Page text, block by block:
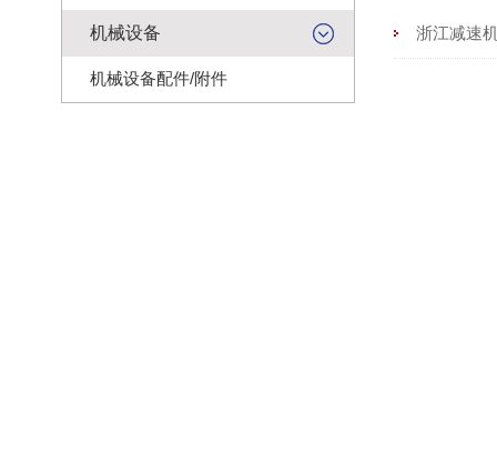
机械设备
机械设备配件/附件
浙江减速